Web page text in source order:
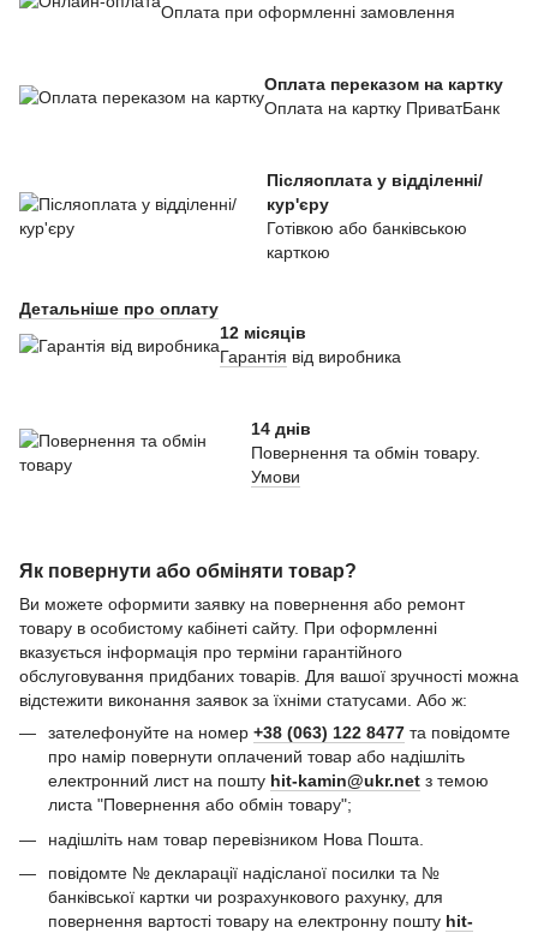
Оплата при оформленні замовлення
Оплата переказом на картку
Оплата на картку ПриватБанк
Післяоплата у відділенні/
кур'єру
Готівкою або банківською
карткою
Детальніше про оплату
12 місяців
Гарантія від виробника
14 днів
Повернення та обмін товару.
Умови
Як повернути або обміняти товар?
Ви можете оформити заявку на повернення або ремонт
товару в особистому кабінеті сайту. При оформленні
вказується інформація про терміни гарантійного
обслуговування придбаних товарів. Для вашої зручності можна
відстежити виконання заявок за їхніми статусами. Або ж:
зателефонуйте на номер +38 (063) 122 8477 та повідомте
про намір повернути оплачений товар або надішліть
електронний лист на пошту hit-kamin@ukr.net з темою
листа "Повернення або обмін товару";
надішліть нам товар перевізником Нова Пошта.
повідомте № декларації надісланої посилки та №
банківської картки чи розрахункового рахунку, для
повернення вартості товару на електронну пошту hit-